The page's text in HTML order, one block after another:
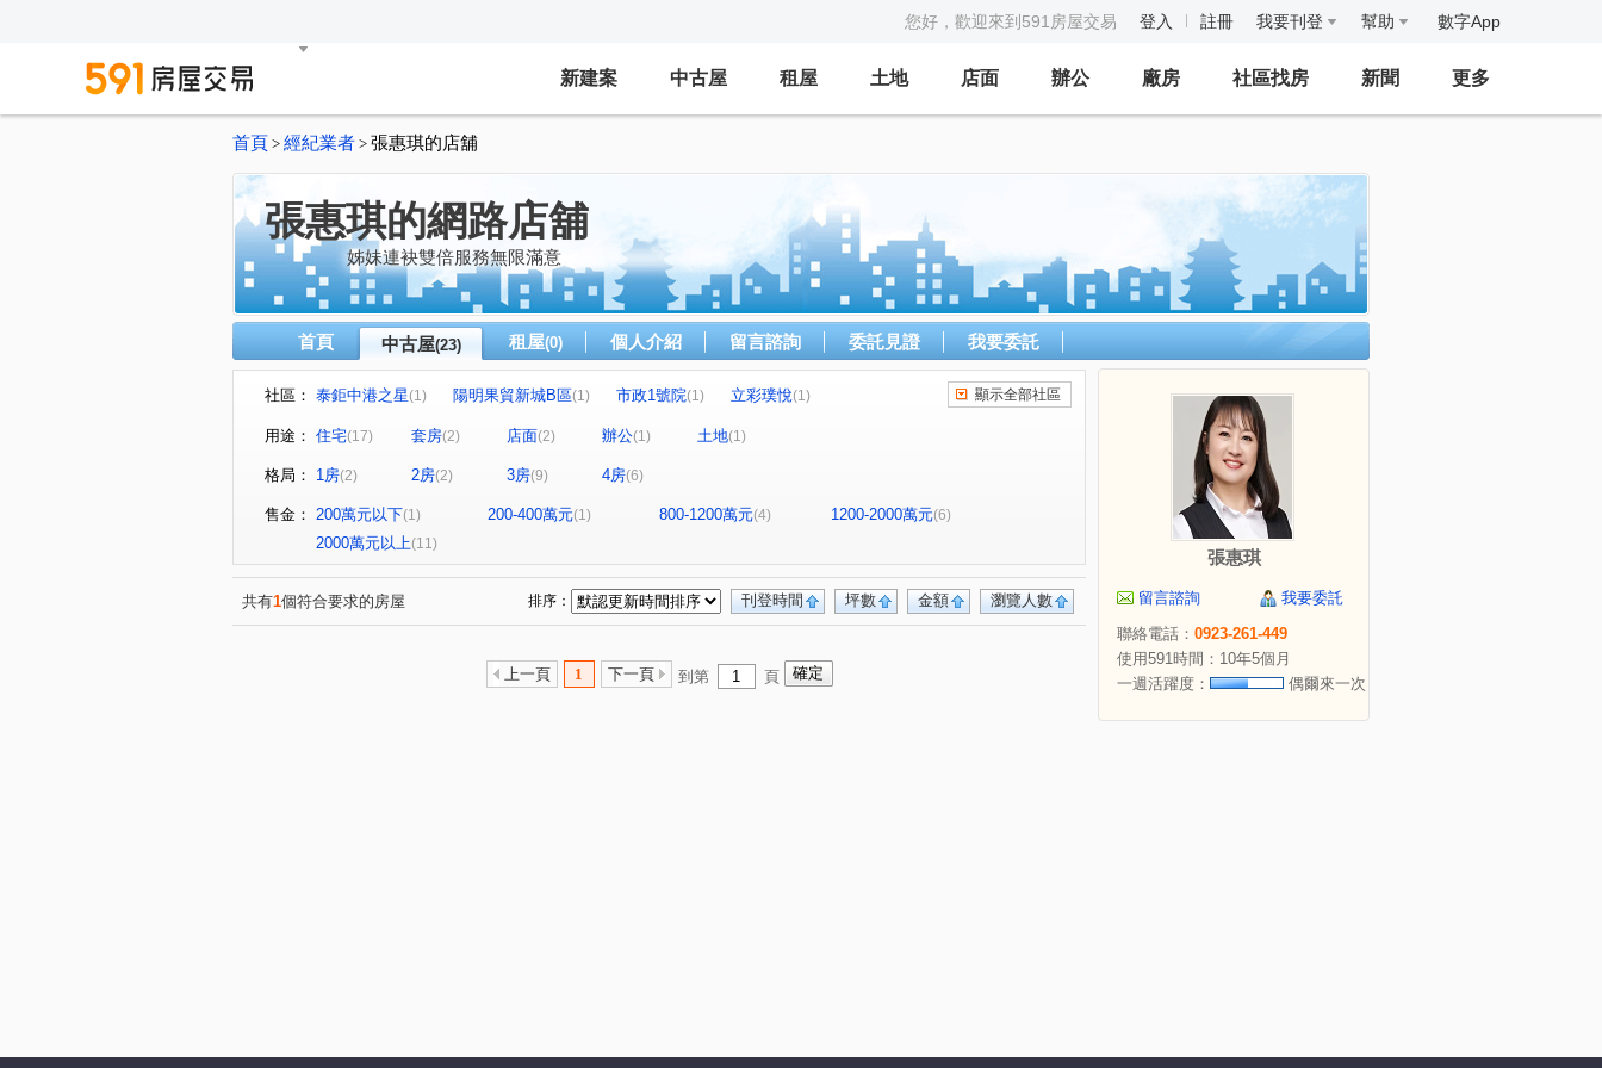
您好，歡迎來到591房屋交易 登入 註冊 我要刊登 幫助 數字App
新建案 中古屋 租屋 土地 店面 辦公 廠房 社區找房 新聞 更多
首頁 > 經紀業者 > 張惠琪的店舖
張惠琪的網路店舖
姊妹連袂雙倍服務無限滿意
首頁 中古屋(23) 租屋(0) 個人介紹 留言諮詢 委託見證 我要委託
社區： 泰鉅中港之星(1) 陽明果貿新城B區(1) 市政1號院(1) 立彩璞悅(1)
寶輝世紀莊園/寶輝VILLAGE2 瑞聯天地I區 亞洲商業大樓
環球巨星大樓 (1) 鄉林綠世界(1) 長國臻品(1)
南安路(1) 上安路 黎明路三段(1) 建國路(1) 市政路(1) 台灣大道三段(1)
福科路(1) 福瑞街
文山路(1) 逢明街(1) 中山路一段(1) 安溪東路(1) 文心路三段(1) 新德街(1)
三塊巷(1) 樹人一街 (1) 惠來路三段(1) 逢甲路(1)
顯示全部社區
用途： 住宅(17) 套房(2) 店面(2) 辦公(1) 土地(1)
格局： 1房(2) 2房(2) 3房(9) 4房(6)
售金： 200萬元以下(1) 200-400萬元(1) 800-1200萬元(4) 1200-2000萬元(6)
2000萬元以上(11)
共有1個符合要求的房屋 瀏覽人數
金額
坪數
刊登時間
排序：
上一頁 1 下一頁 到第 頁
張惠琪
留言諮詢
我要委託
聯絡電話： 0923-261-449
使用591時間：10年5個月
一週活躍度：
偶爾來一次